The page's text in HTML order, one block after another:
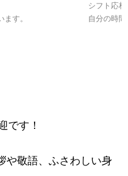
す。
シフト応相
自分の時
です！
や敬語、ふさわしい身